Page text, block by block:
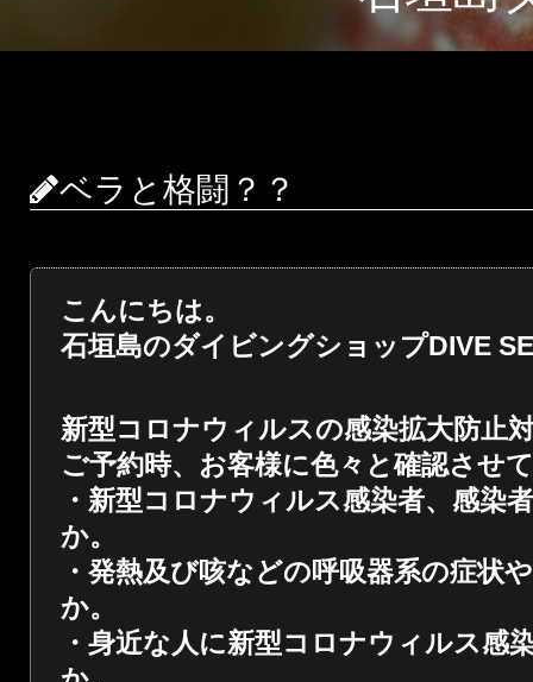
ベラと格闘？？
こんにちは。
石垣島のダイビングショップDIVE
新型コロナウィルスの感染拡大防止
ご予約時、お客様に色々と確認させ
・新型コロナウィルス感染者、感染
か。
・発熱及び咳などの呼吸器系の症状
か。
・身近な人に新型コロナウィルス感